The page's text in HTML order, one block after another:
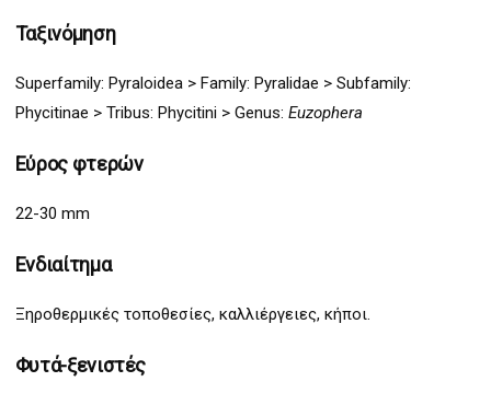
Ταξινόμηση
Superfamily: Pyraloidea > Family: Pyralidae > Subfamily:
Phycitinae > Tribus: Phycitini > Genus: Euzophera
Εύρος φτερών
22-30 mm
Ενδιαίτημα
Ξηροθερμικές τοποθεσίες, καλλιέργειες, κήποι.
Φυτά-ξενιστές